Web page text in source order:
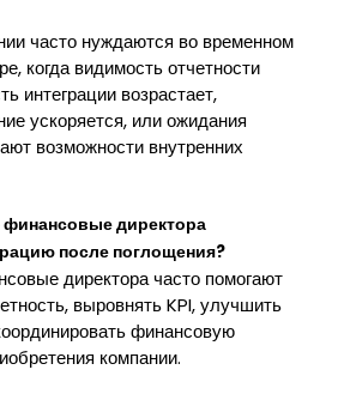
часто нуждаются во временном
когда видимость отчетности
интеграции возрастает,
ускоряется, или ожидания
возможности внутренних
директора
после поглощения?
директора часто помогают
выровнять KPI, улучшить
финансовую
компании.